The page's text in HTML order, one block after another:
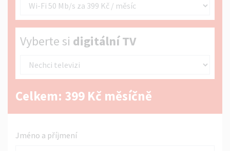
Vyberte si digitální TV
Vyberte si digitální TV
Celkem: 399 Kč měsíčně
Jméno a příjmení